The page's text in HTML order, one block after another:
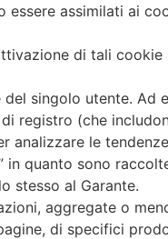
assimilati ai
di tali cookie
singolo utente. Ad
registro (che
analizzare le
quanto sono
stesso al Garante.
aggregate o
di specifici